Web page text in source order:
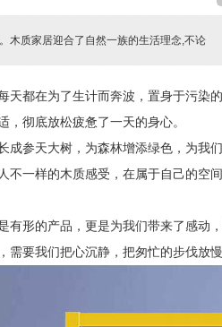
木质家居迎合了自然一族的生活理念,不论
天都在为了生计而奔波，置身于污染
彻底放松疲惫了一天的身心。
参天大树，为森林增添绿色，为我
不一样的木质感受，在属于自己的空
形的产品，更是为我们带来了感动
要我们把心沉静，把匆忙的步伐放慢